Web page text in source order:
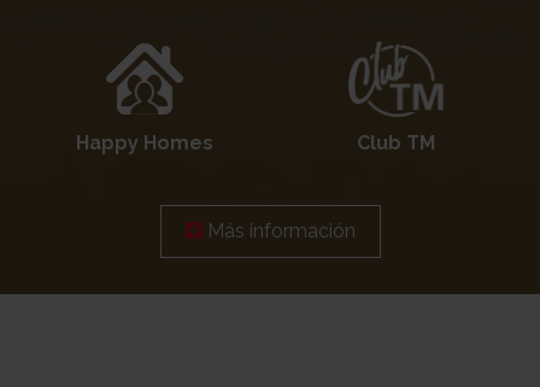
Happy Homes Club TM
Más información